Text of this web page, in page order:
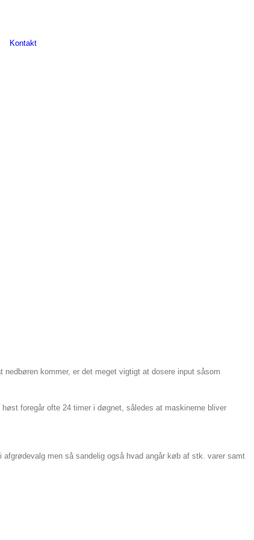
Kontakt
kommer, er det meget vigtigt at dosere input såsom
foregår ofte 24 timer i døgnet, således at maskinerne bliver
men så sandelig også hvad angår køb af stk. varer samt